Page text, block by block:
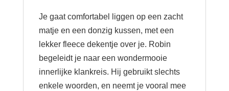
Je gaat comfortabel liggen op een zacht
matje en een donzig kussen, met een
lekker fleece dekentje over je. Robin
begeleidt je naar een wondermooie
innerlijke klankreis. Hij gebruikt slechts
enkele woorden, en neemt je vooral mee